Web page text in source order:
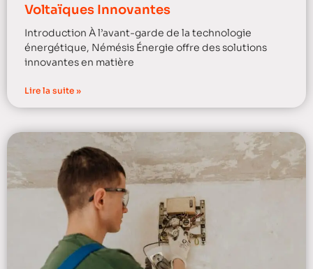
Voltaïques Innovantes
Introduction À l’avant-garde de la technologie
énergétique, Némésis Énergie offre des solutions
innovantes en matière
Lire la suite »